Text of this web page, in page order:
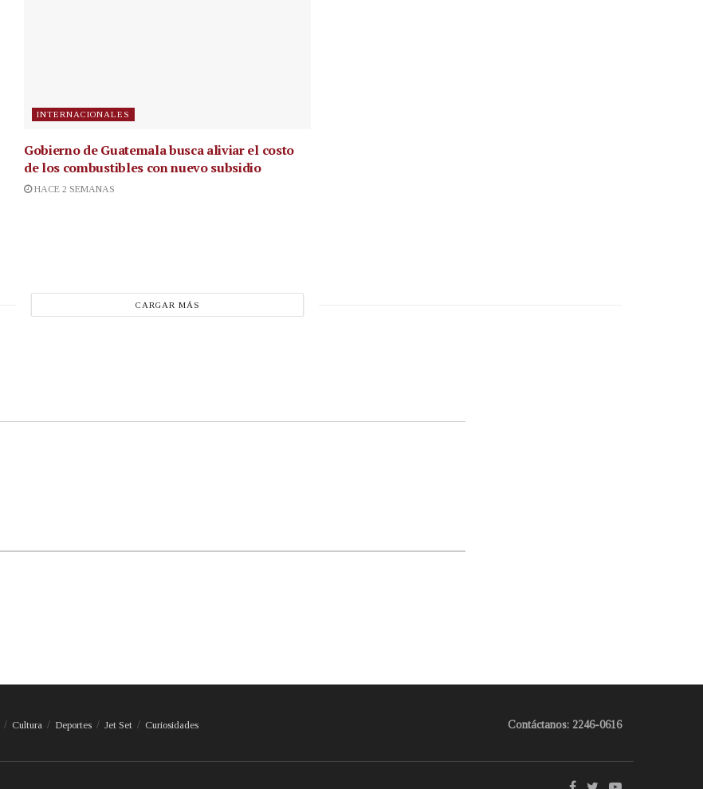
INTERNACIONALES
Gobierno de Guatemala busca aliviar el costo
de los combustibles con nuevo subsidio
HACE 2 SEMANAS
CARGAR MÁS
Cultura Deportes Jet Set Curiosidades Contáctanos: 2246-0616